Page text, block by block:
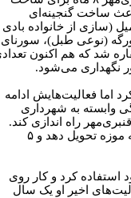
ساخت گنجینه‌ای
(سازی از خانواده بادی
(نوعی طبل)، سورنای
شد که هم اکنون
نگهداری می‌شود.
اما فعالیت‌هایش ادامه
وابسته به شهرداری
راه اندازی کند.
ابراهیم قنبری‌مهر هم متعهد شد هر سال سه ساز به موزه تحویل دهد و ۵
استفاده کرد و کار روی
اخیر او یک سال